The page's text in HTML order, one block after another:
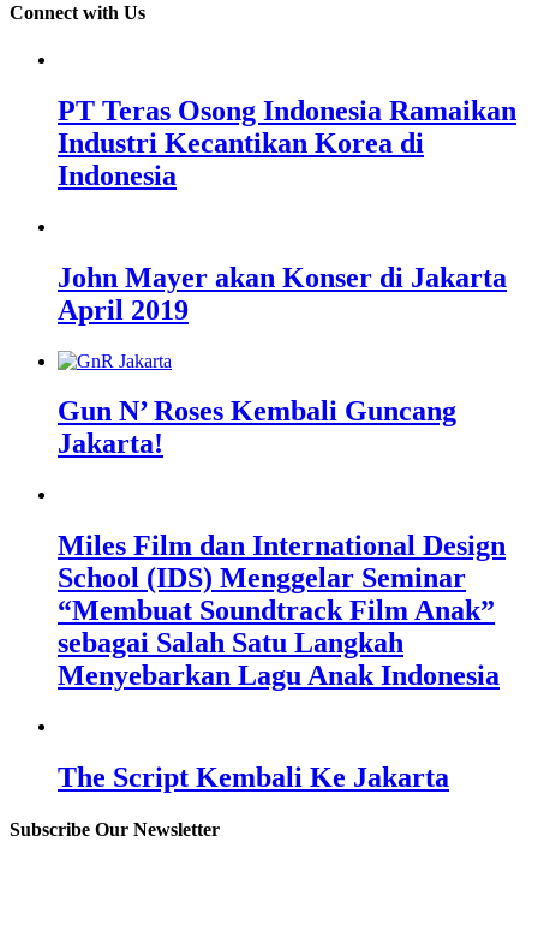
Connect with Us
PT Teras Osong Indonesia Ramaikan
Industri Kecantikan Korea di
Indonesia
John Mayer akan Konser di Jakarta
April 2019
Gun N’ Roses Kembali Guncang
Jakarta!
Miles Film dan International Design
School (IDS) Menggelar Seminar
“Membuat Soundtrack Film Anak”
sebagai Salah Satu Langkah
Menyebarkan Lagu Anak Indonesia
The Script Kembali Ke Jakarta
Subscribe Our Newsletter